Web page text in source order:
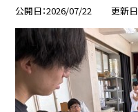
公開日 2026/07/22 更新日